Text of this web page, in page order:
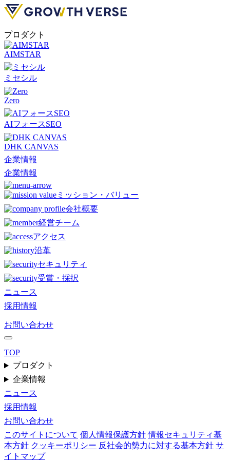
プロダクト
AIMSTAR
ミセシル
Zero
AIフォースSEO
DHK CANVAS
企業情報
企業情報
ミッション・バリュー
会社概要
経営チーム
アクセス
沿革
セキュリティ
受賞・採択
ニュース
採用情報
お問い合わせ
TOP
プロダクト
企業情報
ニュース
採用情報
お問い合わせ
このサイトについて 個人情報保護方針 情報セキュリティ基
本方針 クッキーポリシー 反社会的勢力に対する基本方針 サ
イトマップ